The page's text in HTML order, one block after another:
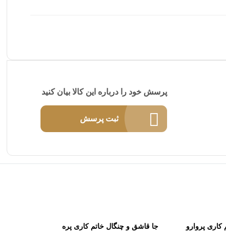
پرسش خود را درباره این کالا بیان کنید
ثبت پرسش
کاری پروارو جا قاشق و چنگال خاتم کاری پره